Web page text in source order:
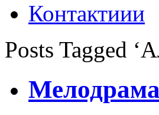
Контактиии
Posts Tagged
Мелодрама